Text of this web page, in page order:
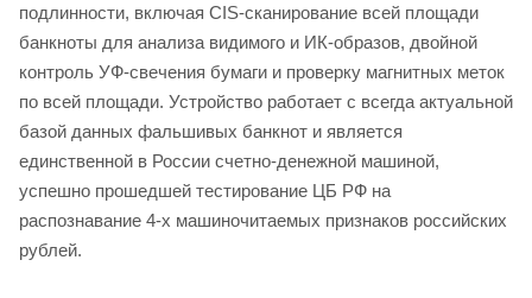
подлинности, включая CIS-сканирование всей площади
банкноты для анализа видимого и ИК-образов, двойной
контроль УФ-свечения бумаги и проверку магнитных меток
по всей площади. Устройство работает с всегда актуальной
базой данных фальшивых банкнот и является
единственной в России счетно-денежной машиной,
успешно прошедшей тестирование ЦБ РФ на
распознавание 4-х машиночитаемых признаков российских
рублей.